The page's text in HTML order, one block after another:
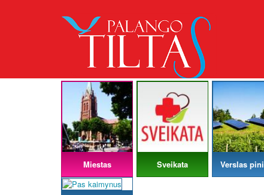
Miestas Sveikata Verslas